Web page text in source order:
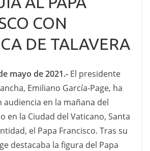
CON
DE TALAVERA
mayo de 2021.- El presidente
Emiliano García-Page, ha
en la mañana del
en la Ciudad del Vaticano, Santa
el Papa Francisco. Tras su
destacaba la figura del Papa